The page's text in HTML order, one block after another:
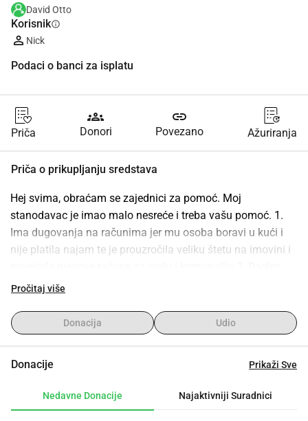
David Otto
Korisnikinfo
Nick
Podaci o banci za isplatu
Priča
groups
Donori
link
Povezano Ažuriranja
Priča o prikupljanju sredstava
Hej svima, obraćam se zajednici za pomoć. Moj
stanodavac je imao malo nesreće i treba vašu pomoć. 1.
Ima dugovanja na računima jer mu osoba boravi u kući i
nije platila najam te je prouzročila veliku štetu na imovini i
puno radno vrijeme i pokušao sam mu pomoći da pokrije
značajno smanjilo njegove račune i ono s čime se
suočava.3. Radi 23 sata samo da bi preživio. Također se
to da je hakiran i da mu je bankovni račun ispraznjen.4.
USD za telefon koji ima na svom broju, što je bilo
Pročitaj više
Donacija Udio
Donacije Prikaži Sve
Nedavne Donacije Najaktivniji Suradnici